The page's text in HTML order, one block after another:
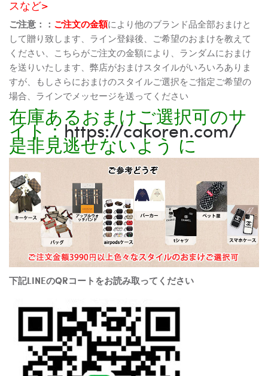
スなど>
ご注意：： ご注文の金額により他のブランド品全部おまけと
して贈り致します、ライン登録後、ご希望のおまけを教えて
ください、こちらがご注文の金額により、ランダムにおまけ
を送りいたします、弊店がおまけスタイルがいろいろありま
すが、もしさらにおまけのスタイルご選択をご指定ご希望の
場合、ラインでメッセージを送ってください
在庫あるおまけご選択可のサ
イト：https://cakoren.com/
是非見逃せないよう に
下記LINEのQRコートをお読み取ってください